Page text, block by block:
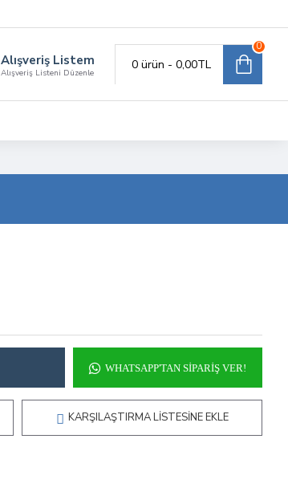
Alışveriş Listem
Alışveriş Listeni Düzenle
0 ürün - 0,00TL
0
WHATSAPP'TAN SIPARIŞ VER!
KARŞILAŞTIRMA LISTESINE EKLE